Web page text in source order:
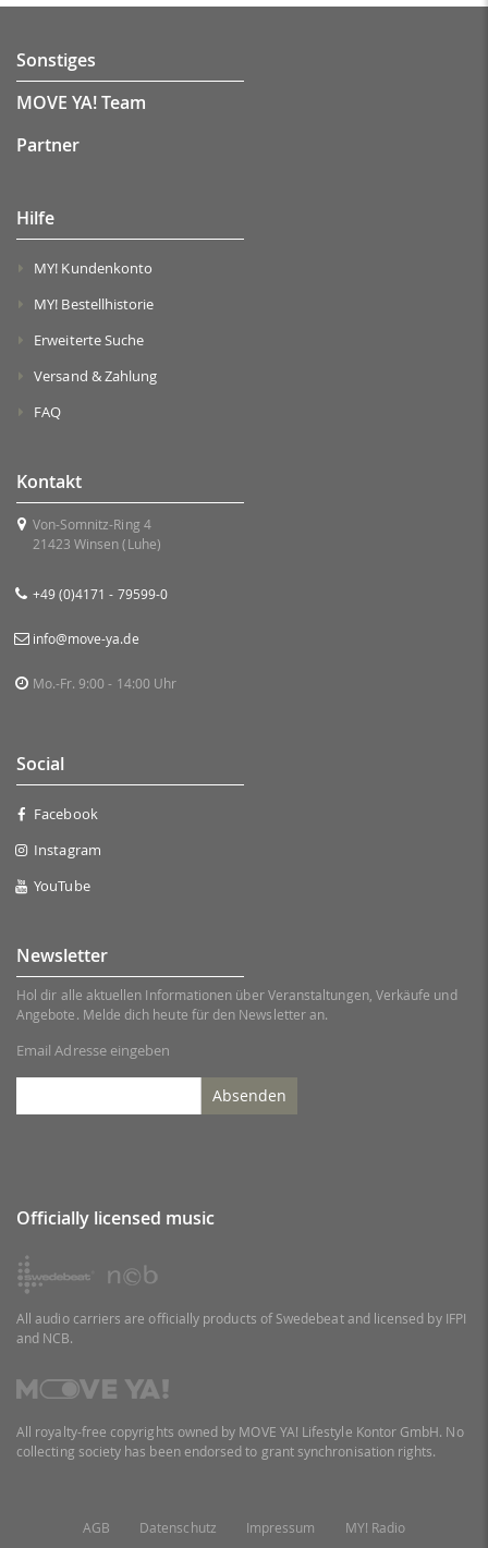
Sonstiges
MOVE YA! Team
Partner
Hilfe
MY! Kundenkonto
MY! Bestellhistorie
Erweiterte Suche
Versand & Zahlung
FAQ
Kontakt
Von-Somnitz-Ring 4
21423 Winsen (Luhe)
+49 (0)4171 - 79599-0
info@move-ya.de
Mo.-Fr. 9:00 - 14:00 Uhr
Social
Facebook
Instagram
YouTube
Newsletter
Hol dir alle aktuellen Informationen über Veranstaltungen, Verkäufe und
Angebote. Melde dich heute für den Newsletter an.
Email Adresse eingeben
Absenden
Officially licensed music
All audio carriers are officially products of Swedebeat and licensed by IFPI
and NCB.
All royalty-free copyrights owned by MOVE YA! Lifestyle Kontor GmbH. No
collecting society has been endorsed to grant synchronisation rights.
AGB Datenschutz Impressum
MY! Radio